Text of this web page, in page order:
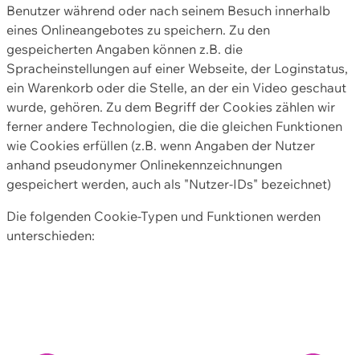
Benutzer während oder nach seinem Besuch innerhalb
eines Onlineangebotes zu speichern. Zu den
gespeicherten Angaben können z.B. die
Spracheinstellungen auf einer Webseite, der Loginstatus,
ein Warenkorb oder die Stelle, an der ein Video geschaut
wurde, gehören. Zu dem Begriff der Cookies zählen wir
ferner andere Technologien, die die gleichen Funktionen
wie Cookies erfüllen (z.B. wenn Angaben der Nutzer
anhand pseudonymer Onlinekennzeichnungen
gespeichert werden, auch als "Nutzer-IDs" bezeichnet)
Die folgenden Cookie-Typen und Funktionen werden
unterschieden: